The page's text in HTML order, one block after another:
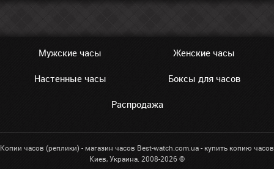
Мужские часы Женские часы
Настенные часы Боксы для часов
Распродажа
Копии часов (реплики) - магазин часов Best-watch.com.ua - купить копию часов
Киев, Украина. 2008-2026 ©